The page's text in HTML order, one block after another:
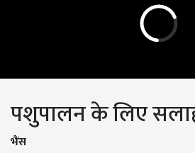
पशुपालन के लिए
भैंस